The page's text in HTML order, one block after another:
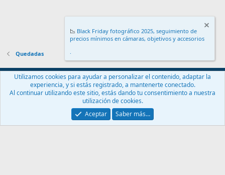
Quedadas
Español (ES)
Contáctanos
Términos y reglas Política de privacidad
Ayuda
Community platform by XenForo® © 2010-2024 XenForo Ltd.
📉 Black Friday fotográfico 2025, seguimiento de
precios mínimos en cámaras, objetivos y accesorios
.
Utilizamos cookies para ayudar a personalizar el contenido, adaptar la
experiencia, y si estás registrado, a mantenerte conectado.
Al continuar utilizando este sitio, estás dando tu consentimiento a nuestra
utilización de cookies.
Aceptar
Saber más…